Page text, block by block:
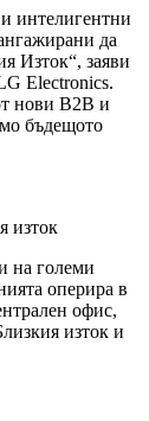
интелигентни
да
Изток“, заяви
Electronics.
нови B2B и
бъдещото
изток
на големи
оперира в
офис,
изток и